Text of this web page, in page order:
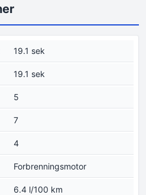
19.1 sek
19.1 sek
5
7
4
Forbrenningsmotor
6.4 l/100 km